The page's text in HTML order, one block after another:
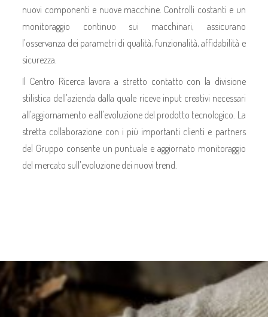
nuovi componenti e nuove macchine. Controlli costanti e un
monitoraggio continuo sui macchinari, assicurano
l'osservanza dei parametri di qualità, funzionalità, affidabilità e
sicurezza.
Il Centro Ricerca lavora a stretto contatto con la divisione
stilistica dell'azienda dalla quale riceve input creativi necessari
all'aggiornamento e all'evoluzione del prodotto tecnologico. La
stretta collaborazione con i più importanti clienti e partners
del Gruppo consente un puntuale e aggiornato monitoraggio
del mercato sull'evoluzione dei nuovi trend.